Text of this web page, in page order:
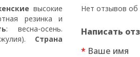
высокие
резинка и
: весна-осень.
Страна
Нет отзывов об
Написать
Ваше имя